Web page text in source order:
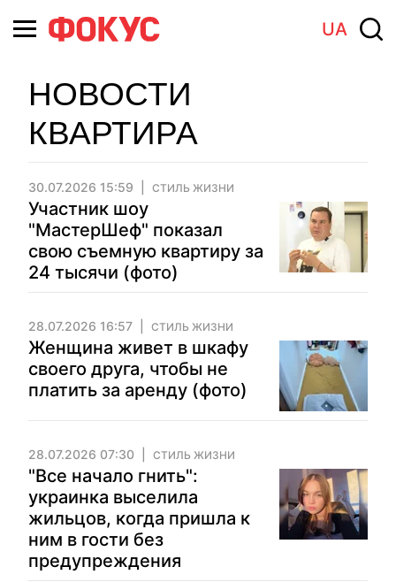
UA
НОВОСТИ
КВАРТИРА
30.07.2026 15:59 СТИЛЬ ЖИЗНИ
Участник шоу
"МастерШеф" показал
свою съемную квартиру за
24 тысячи (фото)
28.07.2026 16:57 СТИЛЬ ЖИЗНИ
Женщина живет в шкафу
своего друга, чтобы не
платить за аренду (фото)
28.07.2026 07:30 СТИЛЬ ЖИЗНИ
"Все начало гнить":
украинка выселила
жильцов, когда пришла к
ним в гости без
предупреждения